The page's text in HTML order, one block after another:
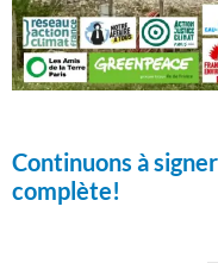
Continuons à
complète!